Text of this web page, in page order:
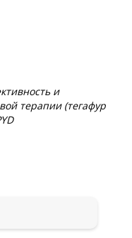
и
терапии (тегафур